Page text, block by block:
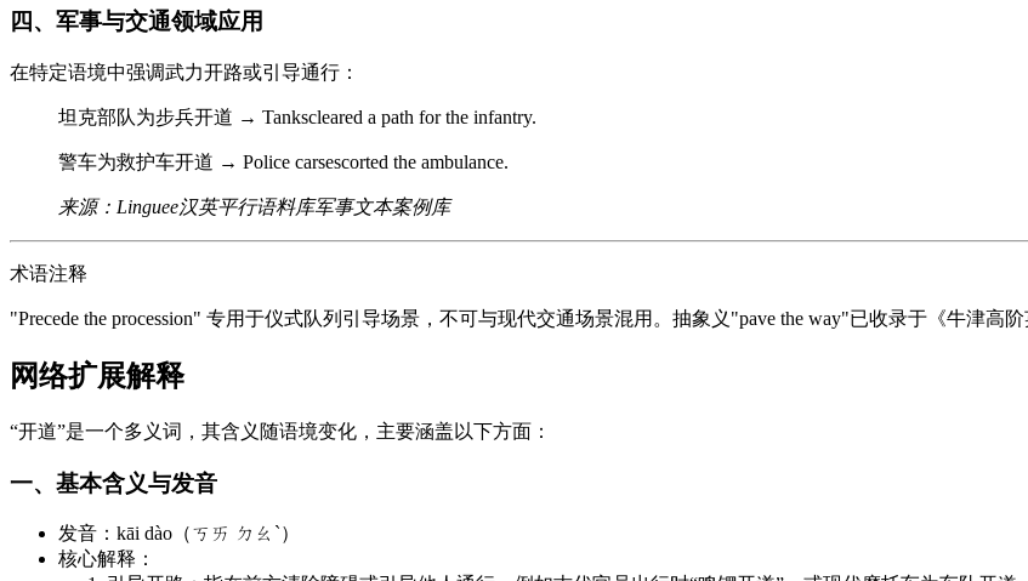
四、军事与交通领域应用
在特定语境中强调武力开路或引导通行：
坦克部队为步兵开道 → Tankscleared a path for the infantry.
警车为救护车开道 → Police carsescorted the ambulance.
来源：Linguee汉英平行语料库军事文本案例库
术语注释
"Precede the procession" 专用于仪式队列引导场景，不可与现代交通场景混用。抽象义"pave the way"已收录于《牛津高
网络扩展解释
“开道”是一个多义词，其含义随语境变化，主要涵盖以下方面：
一、基本含义与发音
发音：kāi dào（ㄎㄞ ㄉㄠˋ）
核心解释：